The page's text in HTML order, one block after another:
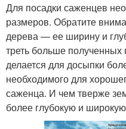
Для посадки саженцев
размеров. Обратите
дерева — ее ширину и
треть больше
делается для досыпки
необходимого для
саженца. И чем тверже
более глубокую и